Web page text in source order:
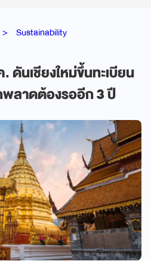
Sustainability
ดันเชียงใหม่ขึ้นทะเบียน
ลาดต้องรออีก 3 ปี